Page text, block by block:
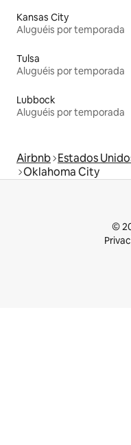
Kansas City
Aluguéis por temporada
Tulsa
Aluguéis por temporada
Lubbock
Aluguéis por temporada
Airbnb Estados
Oklahoma City
©